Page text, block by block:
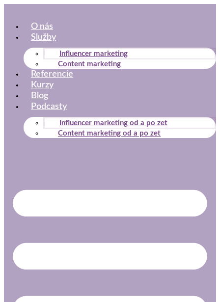
obsah
O nás
Služby
Influencer marketing
Content marketing
Referencie
Kurzy
Blog
Podcasty
Influencer marketing od a po zet
Content marketing od a po zet